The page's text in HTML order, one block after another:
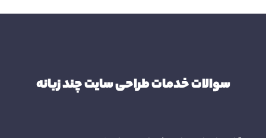
سوالات خدمات طراحی سایت چند زبانه